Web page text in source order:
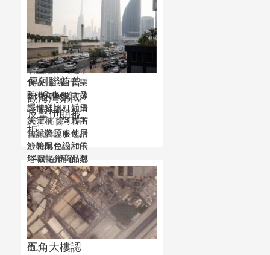
心原料，而後兩
者是彩色印刷油
墨的基礎成份。
日本食品企業面
臨產品包裝印刷
油墨短缺問題，
食品企業卡樂
B（Calbee，又
譯卡樂比）近日
決定，從5月下
旬起將原本使用
鮮艶配色設計的
14款暢銷商品包
裝改為黑白包
裝。該公司表示
在無法預判中東
局勢未來走向的
情況下，將把穩
定供貨放在首
位。
傳阿聯酋曾
勸海灣鄰國
反擊伊朗被
拒
香港文匯報訊 據
彭博社援引知情
人士稱，阿聯酋
曾試圖說服包括
沙特阿拉伯和卡
塔爾在內的鄰
國，共同參與協
調軍事行動，以
回應伊朗的空
襲，但被這些國
家拒絕。
05月16日
18:02:42
五角大樓認